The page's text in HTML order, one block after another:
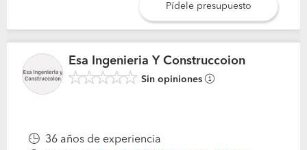
Pídele presupuesto
Esa Ingenieria Y Construccoion
Sin opiniones
36 años de experiencia